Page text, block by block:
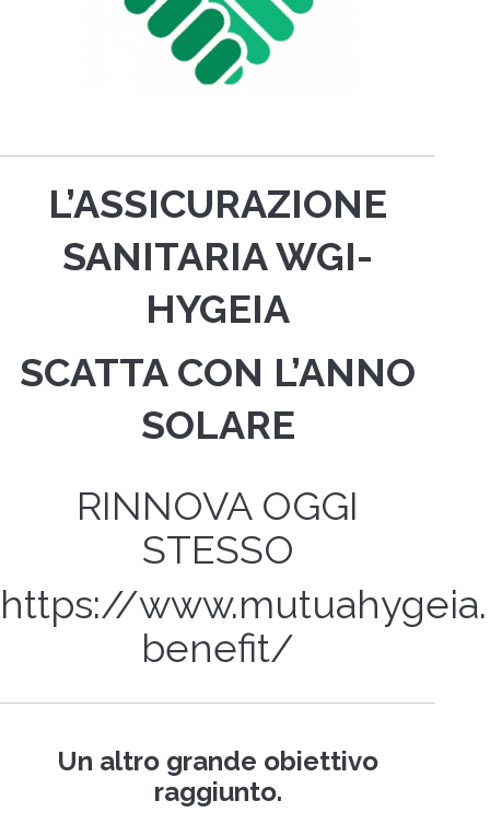
L’ASSICURAZIONE
SANITARIA WGI-
HYGEIA
SCATTA CON L’ANNO
SOLARE
RINNOVA OGGI
STESSO
https://
benefit/
Un altro grande obiettivo
raggiunto.